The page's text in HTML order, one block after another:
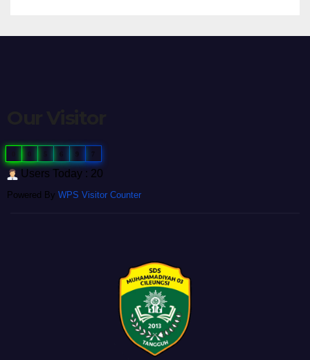
7
Users Today : 20
Powered By WPS Visitor Counter